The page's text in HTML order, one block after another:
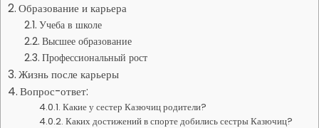
Образование и карьера
Учеба в школе
Высшее образование
Профессиональный рост
Жизнь после карьеры
Вопрос-ответ:
Какие у сестер Казючиц родители?
Каких достижений в спорте добились сестры Казючиц?